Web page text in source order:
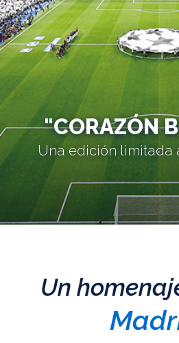
"CORAZÓN
Una edición limitada
Un